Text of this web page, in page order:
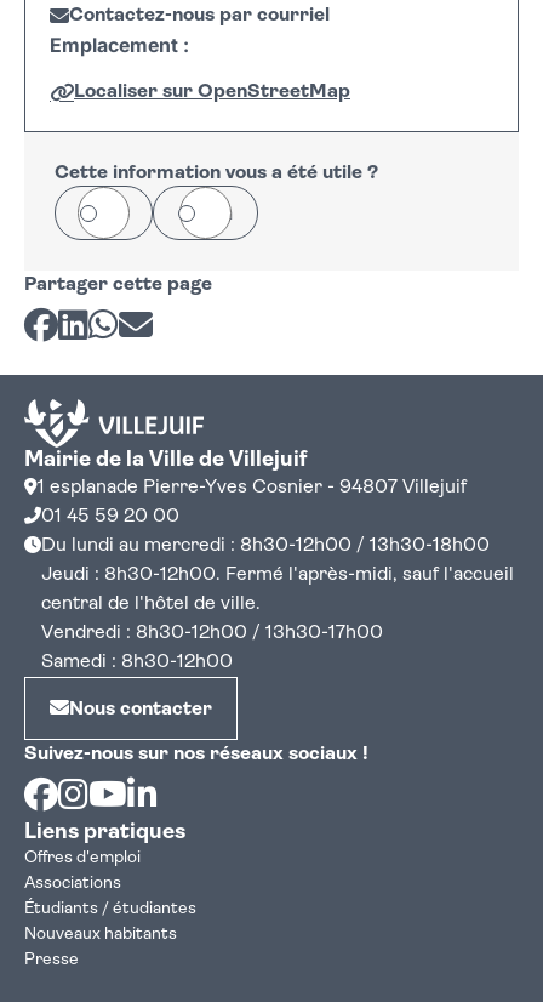
Contactez-nous par courriel
Emplacement :
Localiser sur OpenStreetMap
+
−
Leaflet
Cette information vous a été utile ?
Oui Non
Partager cette page
Partager sur Facebook
Partager sur LinkedIn
Partager sur Whatsapp
Partager par courriel
Mairie de la Ville de Villejuif
1 esplanade Pierre-Yves Cosnier - 94807 Villejuif
01 45 59 20 00
Du lundi au mercredi : 8h30-12h00 / 13h30-18h00
Jeudi : 8h30-12h00. Fermé l'après-midi, sauf l'accueil
central de l'hôtel de ville.
Vendredi : 8h30-12h00 / 13h30-17h00
Samedi : 8h30-12h00
Nous contacter
Suivez-nous sur nos réseaux sociaux !
Facebook
Instagram
Youtube
Liens pratiques
Offres d'emploi
Associations
Étudiants / étudiantes
Nouveaux habitants
Presse